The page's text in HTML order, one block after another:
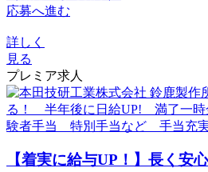
応募へ進む
詳しく
見る
プレミア求人
【着実に給与UP！】長く安